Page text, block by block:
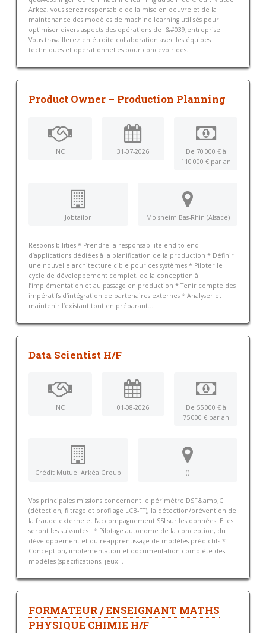
Arkea, vous serez responsable de la mise en oeuvre et de la
maintenance des modèles de machine learning utilisés pour
optimiser divers aspects des opérations de l&#039;entreprise.
Vous travaillerez en étroite collaboration avec les équipes
techniques et opérationnelles pour concevoir des...
Product Owner – Production Planning
NC 31-07-2026
De 70 000 € à
110 000 € par an
Jobtailor Molsheim Bas-Rhin (Alsace)
Responsibilities * Prendre la responsabilité end-to-end
d’applications dédiées à la planification de la production * Définir
une nouvelle architecture cible pour ces systèmes * Piloter le
cycle de développement complet, de la conception à
l’implémentation et au passage en production * Tenir compte des
impératifs d’intégration de partenaires externes * Analyser et
maintenir l’existant tout en préparant...
Data Scientist H/F
NC 01-08-2026
De 55 000 € à
75 000 € par an
Crédit Mutuel Arkéa Group ()
Vos principales missions concernent le périmètre DSF&amp;C
(détection, filtrage et profilage LCB-FT), la détection/prévention de
la fraude externe et l’accompagnement SSI sur les données. Elles
seront les suivantes : * Pilotage autonome de la conception, du
développement et du réapprentissage de modèles prédictifs *
Conception, implémentation et documentation complète des
modèles (spécifications, jeux...
FORMATEUR / ENSEIGNANT MATHS
PHYSIQUE CHIMIE H/F